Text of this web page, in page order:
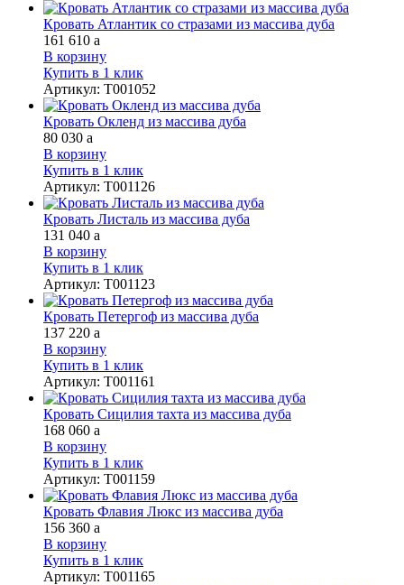
Кровать Атлантик со стразами из массива дуба
161 610 a
В корзину
Купить в 1 клик
Артикул: Т001052
Кровать Окленд из массива дуба
80 030 a
В корзину
Купить в 1 клик
Артикул: Т001126
Кровать Листаль из массива дуба
131 040 a
В корзину
Купить в 1 клик
Артикул: Т001123
Кровать Петергоф из массива дуба
137 220 a
В корзину
Купить в 1 клик
Артикул: Т001161
Кровать Сицилия тахта из массива дуба
168 060 a
В корзину
Купить в 1 клик
Артикул: Т001159
Кровать Флавия Люкс из массива дуба
156 360 a
В корзину
Купить в 1 клик
Артикул: Т001165